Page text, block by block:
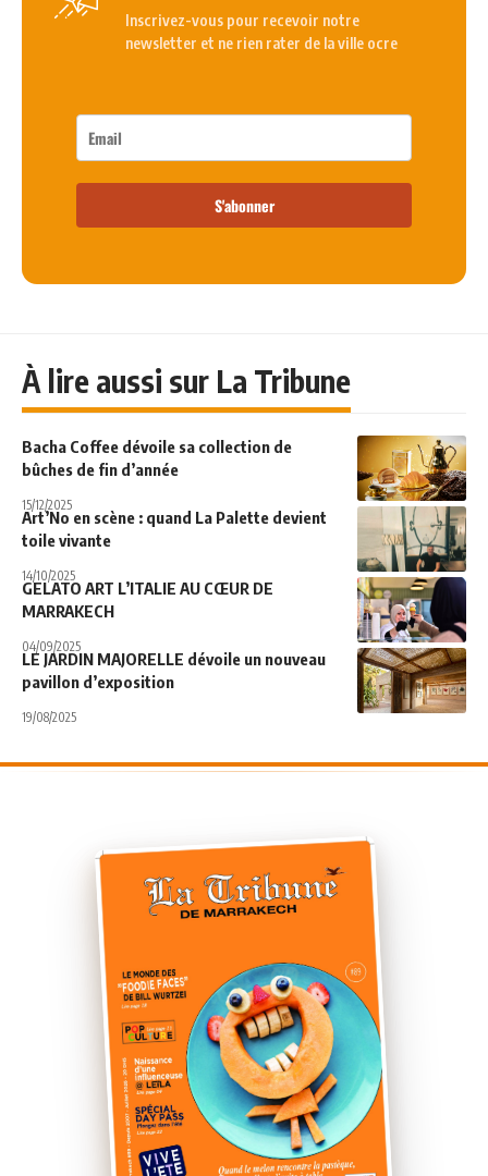
Inscrivez-vous pour recevoir notre
newsletter et ne rien rater de la ville ocre
S'abonner
À lire aussi sur La Tribune
Bacha Coffee dévoile sa collection de
bûches de fin d’année
15/12/2025
Art’No en scène : quand La Palette devient
toile vivante
14/10/2025
GELATO ART L’ITALIE AU CŒUR DE
MARRAKECH
04/09/2025
LE JARDIN MAJORELLE dévoile un nouveau
pavillon d’exposition
19/08/2025